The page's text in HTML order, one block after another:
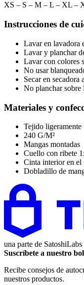
XS – S – M – L – XL –
Instrucciones de
Lavar en lavadora
Lavar y planchar
Lavar con colores
No usar
Secar en secadora
No planchar sobre
Materiales y
Tejido ligeramente
240 G/M²
Mangas montadas
Cuello con ribete
Cinta interior en
Dobladillo de
una parte de
Suscríbete a nuestro
Recibe consejos de
nuestros productos.